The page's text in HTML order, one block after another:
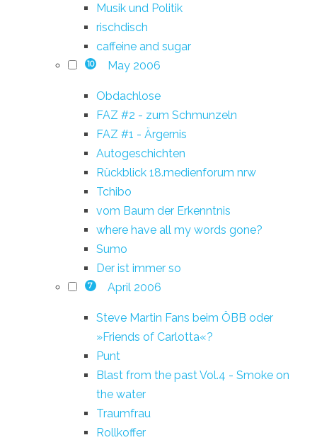
Musik und Politik
rischdisch
caffeine and sugar
10 May 2006
Obdachlose
FAZ #2 - zum Schmunzeln
FAZ #1 - Ärgernis
Autogeschichten
Rückblick 18.medienforum nrw
Tchibo
vom Baum der Erkenntnis
where have all my words gone?
Sumo
Der ist immer so
7 April 2006
Steve Martin Fans beim ÖBB oder
»Friends of Carlotta«?
Punt
Blast from the past Vol.4 - Smoke on
the water
Traumfrau
Rollkoffer